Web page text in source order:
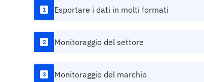
1 Esportare i dati in molti formati
2 Monitoraggio del settore
3 Monitoraggio del marchio